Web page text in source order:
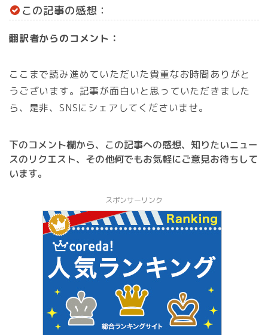
この記事の感想：
翻訳者からのコメント：
ここまで読み進めていただいた貴重なお時間ありがと
うございます。記事が面白いと思っていただきました
ら、是非、SNSにシェアしてくださいませ。
下のコメント欄から、この記事への感想、知りたいニュー
スのリクエスト、その他何でもお気軽にご意見お待ちして
います。
スポンサーリンク